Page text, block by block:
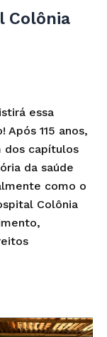
Colônia
essa
115 anos,
dos capítulos
da saúde
como o
Colônia